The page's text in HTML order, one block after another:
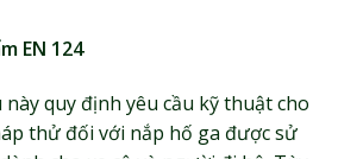
EN 124
này quy định yêu cầu kỹ thuật cho
thử đối với nắp hố ga được sử